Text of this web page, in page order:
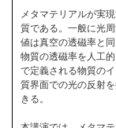
メタマテリアルが実
質である。一般に光
値は真空の透磁率と同
物質の透磁率を人工
で定義される物質の
質界面での光の反射
きる。